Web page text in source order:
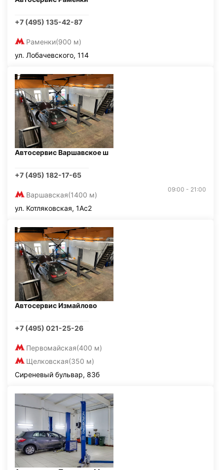
+7 (495) 135-42-87
Раменки(900 м)
ул. Лобачевского, 114
Автосервис Варшавское ш
+7 (495) 182-17-65
Варшавская(1400 м)
09:00 - 21:00
ул. Котляковская, 1Ас2
Автосервис Измайлово
+7 (495) 021-25-26
Первомайская(400 м)
Щелковская(350 м)
Сиреневый бульвар, 83б